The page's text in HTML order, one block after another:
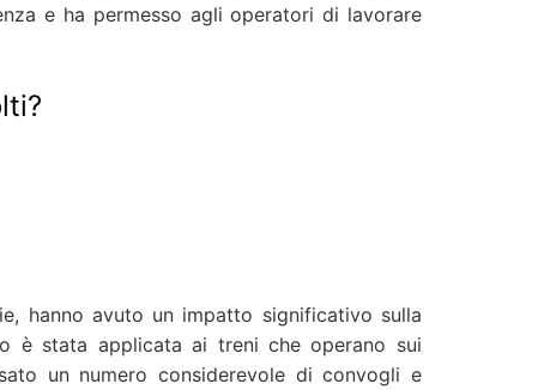
e ha permesso agli operatori di lavorare
hanno avuto un impatto significativo sulla
è stata applicata ai treni che operano sui
un numero considerevole di convogli e